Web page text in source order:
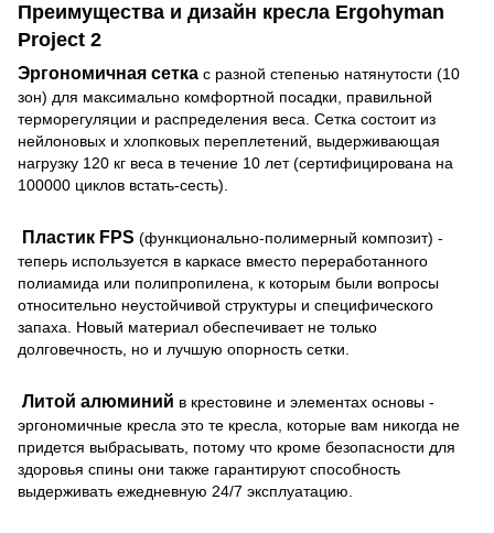
Преимущества и дизайн кресла Ergohyman
Project 2
Эргономичная сетка с разной степенью натянутости (10
зон) для максимально комфортной посадки, правильной
терморегуляции и распределения веса. Сетка состоит из
нейлоновых и хлопковых переплетений, выдерживающая
нагрузку 120 кг веса в течение 10 лет (сертифицирована на
100000 циклов встать-сесть).
Пластик FPS (функционально-полимерный композит) -
теперь используется в каркасе вместо переработанного
полиамида или полипропилена, к которым были вопросы
относительно неустойчивой структуры и специфического
запаха. Новый материал обеспечивает не только
долговечность, но и лучшую опорность сетки.
Литой алюминий в крестовине и элементах основы -
эргономичные кресла это те кресла, которые вам никогда не
придется выбрасывать, потому что кроме безопасности для
здоровья спины они также гарантируют способность
выдерживать ежедневную 24/7 эксплуатацию.